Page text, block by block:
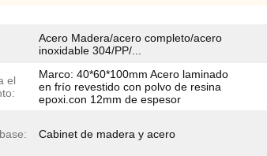
Acero Madera/acero completo/acero
inoxidable 304/PP/...
el
Marco: 40*60*100mm Acero laminado
en frío revestido con polvo de resina
epoxi.con 12mm de espesor
Cabinet de madera y acero